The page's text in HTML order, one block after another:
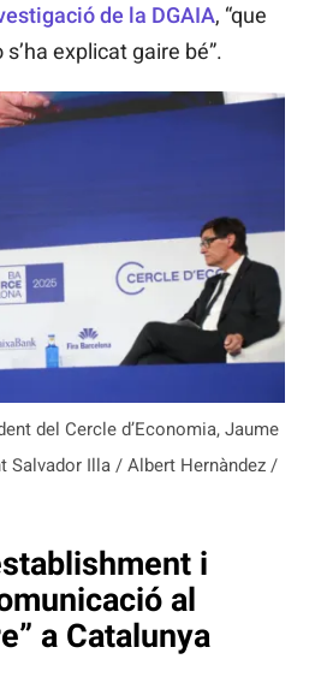
de la DGAIA, “que
explicat gaire bé”.
del Cercle d’Economia, Jaume
Salvador Illa / Albert Hernàndez /
i
al
a Catalunya